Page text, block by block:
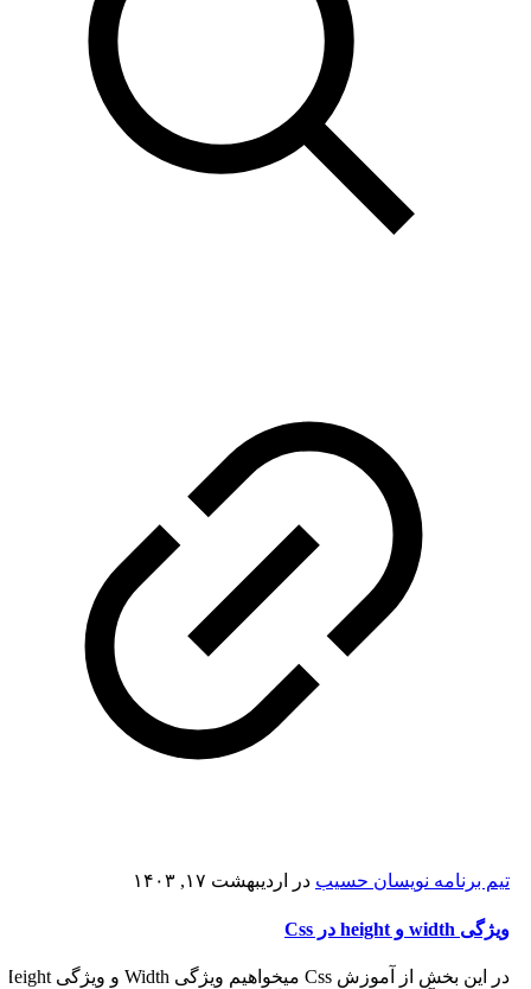
تیم برنامه نویسان حسیب در اردیبهشت ۱۷, ۱۴۰۳
ویژگی width و height در Css
در این بخش از آموزش Css میخواهیم ویژگی Width و ویژگی Height